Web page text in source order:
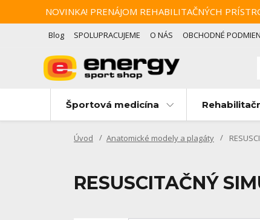
NOVINKA! PRENÁJOM REHABILITAČNÝCH
Blog SPOLUPRACUJEME O NÁS OBCHODNÉ
Športová medicína
Úvod Anatomické modely a plagáty
RESUSCITAČNÝ